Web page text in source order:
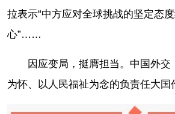
拉表示“中方应对全球挑战的坚定态
心”……
因应变局，挺膺担当。中国外交
为怀、以人民福祉为念的负责任大国